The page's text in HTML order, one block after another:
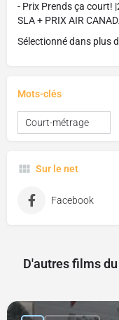
- Prix Prends ça court!
SLA + PRIX AIR
Sélectionné dans plus
Mots-clés
Court-métrage
Sur le net
Facebook
D'autres films